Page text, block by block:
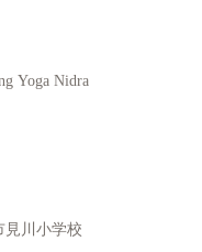
Yoga Nidra
見川小学校